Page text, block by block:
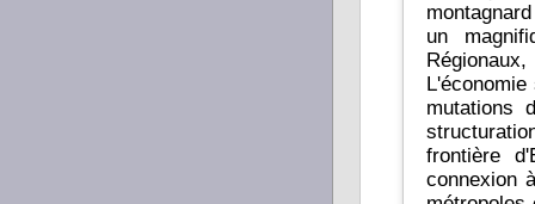
un
Régionaux, sa
mutations
frontière
connexion à un axe H méridien qui